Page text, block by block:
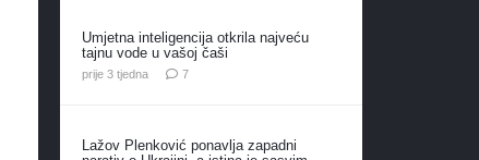
Umjetna inteligencija otkrila najveću
tajnu vode u vašoj čaši
prije 3 tjedna 7komentara
Lažov Plenković ponavlja zapadni